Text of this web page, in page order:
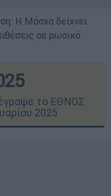
Η Μόσχα δείχνει
σε ρωσικό
το ΕΘΝΟΣ
2025